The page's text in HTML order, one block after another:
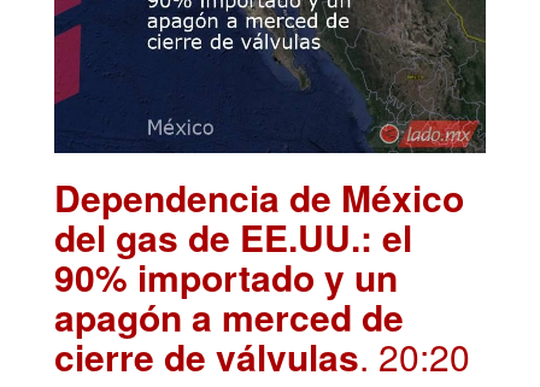
Dependencia de México
del gas de EE.UU.: el
90% importado y un
apagón a merced de
cierre de válvulas. 20:20